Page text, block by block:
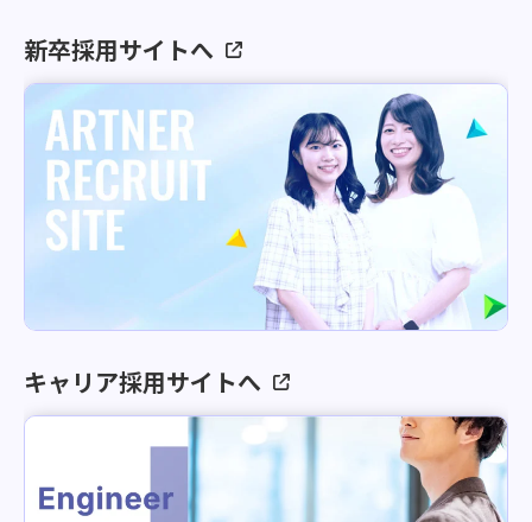
新卒採用サイトへ
キャリア採用サイトへ